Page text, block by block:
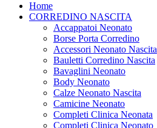
Home
CORREDINO NASCITA
Accappatoi Neonato
Borse Porta Corredino
Accessori Neonato Nascita
Bauletti Corredino Nascita
Bavaglini Neonato
Body Neonato
Calze Neonato Nascita
Camicine Neonato
Completi Clinica Neonata
Completi Clinica Neonato